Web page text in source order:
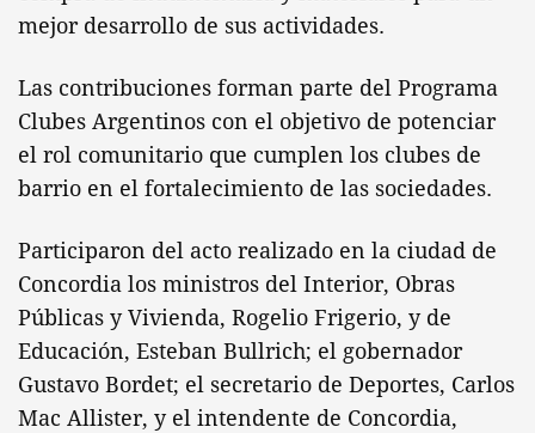
mejor desarrollo de sus actividades.
Las contribuciones forman parte del Programa
Clubes Argentinos con el objetivo de potenciar
el rol comunitario que cumplen los clubes de
barrio en el fortalecimiento de las sociedades.
Participaron del acto realizado en la ciudad de
Concordia los ministros del Interior, Obras
Públicas y Vivienda, Rogelio Frigerio, y de
Educación, Esteban Bullrich; el gobernador
Gustavo Bordet; el secretario de Deportes, Carlos
Mac Allister, y el intendente de Concordia,